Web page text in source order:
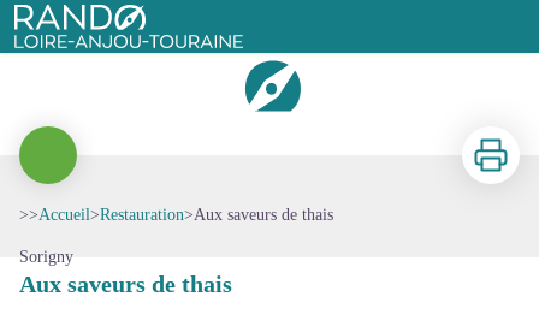
Rando Loire-Anjou-Touraine
Aux saveurs de thais
Voir l'image en plein écran
Imprimer
>>Accueil>Restauration>Aux saveurs de thais
Sorigny
Aux saveurs de thais